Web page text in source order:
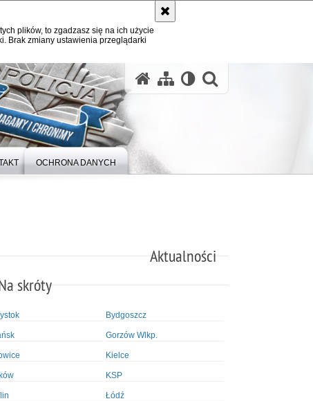
plików, to zgadzasz się na ich użycie
Brak zmiany ustawienia przeglądarki
OCHRONA DANYCH
Aktualności
skróty
Bydgoszcz
Gorzów Wlkp.
Kielce
KSP
Łódź